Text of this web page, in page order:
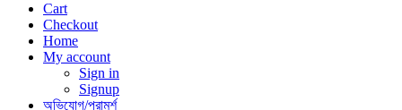
Cart
Checkout
Home
My account
Sign in
Signup
অভিযোগ/পরামর্শ